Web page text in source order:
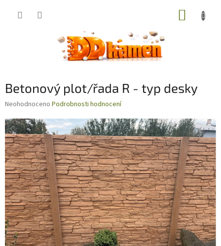
Betonový plot/řada R - typ desky
Průměrné
produktu
je
0,0
z
5
hvězdiček.
Neohodnoceno Podrobnosti hodnocení